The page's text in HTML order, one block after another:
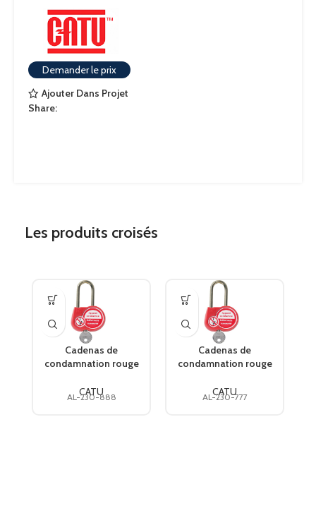
Demander le prix
Ajouter Dans Projet
Share:
Les produits croisés
Cadenas de
condamnation rouge
CATU
AL-230-888
Cadenas de
condamnation rouge
CATU
AL-230-777